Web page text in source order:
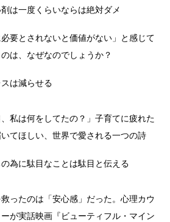
は一度くらいならは絶対ダメ
必要とされないと価値がない」と感じて
のは、なぜなのでしょうか？
は減らせる
、私は何をしてたの？」子育てに疲れた
てほしい、世界で愛される一つの詩
為に駄目なことは駄目と伝える
ったのは「安心感」だった。心理カウ
ーが実話映画『ビューティフル・マイン